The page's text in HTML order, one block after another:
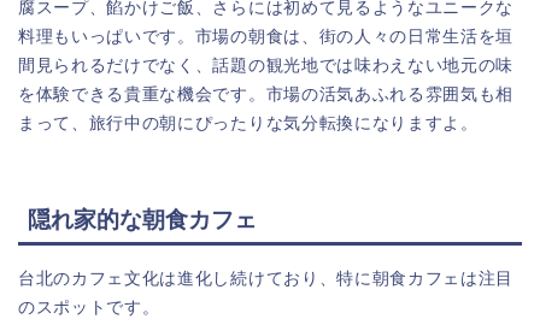
腐スープ、餡かけご飯、さらには初めて見るようなユニークな
料理もいっぱいです。市場の朝食は、街の人々の日常生活を垣
間見られるだけでなく、話題の観光地では味わえない地元の味
を体験できる貴重な機会です。市場の活気あふれる雰囲気も相
まって、旅行中の朝にぴったりな気分転換になりますよ。
隠れ家的な朝食カフェ
台北のカフェ文化は進化し続けており、特に朝食カフェは注目
のスポットです。